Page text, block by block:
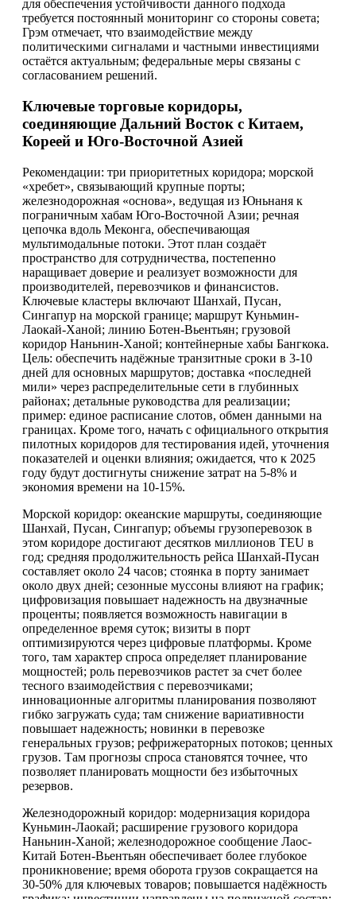
для обеспечения устойчивости данного подхода
требуется постоянный мониторинг со стороны совета;
Грэм отмечает, что взаимодействие между
политическими сигналами и частными инвестициями
остаётся актуальным; федеральные меры связаны с
согласованием решений.
Ключевые торговые коридоры,
соединяющие Дальний Восток с Китаем,
Кореей и Юго-Восточной Азией
Рекомендации: три приоритетных коридора; морской
«хребет», связывающий крупные порты;
железнодорожная «основа», ведущая из Юньнаня к
пограничным хабам Юго-Восточной Азии; речная
цепочка вдоль Меконга, обеспечивающая
мультимодальные потоки. Этот план создаёт
пространство для сотрудничества, постепенно
наращивает доверие и реализует возможности для
производителей, перевозчиков и финансистов.
Ключевые кластеры включают Шанхай, Пусан,
Сингапур на морской границе; маршрут Куньмин-
Лаокай-Ханой; линию Ботен-Вьентьян; грузовой
коридор Наньнин-Ханой; контейнерные хабы Бангкока.
Цель: обеспечить надёжные транзитные сроки в 3-10
дней для основных маршрутов; доставка «последней
мили» через распределительные сети в глубинных
районах; детальные руководства для реализации;
пример: единое расписание слотов, обмен данными на
границах. Кроме того, начать с официального открытия
пилотных коридоров для тестирования идей, уточнения
показателей и оценки влияния; ожидается, что к 2025
году будут достигнуты снижение затрат на 5-8% и
экономия времени на 10-15%.
Морской коридор: океанские маршруты, соединяющие
Шанхай, Пусан, Сингапур; объемы грузоперевозок в
этом коридоре достигают десятков миллионов TEU в
год; средняя продолжительность рейса Шанхай-Пусан
составляет около 24 часов; стоянка в порту занимает
около двух дней; сезонные муссоны влияют на график;
цифровизация повышает надежность на двузначные
проценты; появляется возможность навигации в
определенное время суток; визиты в порт
оптимизируются через цифровые платформы. Кроме
того, там характер спроса определяет планирование
мощностей; роль перевозчиков растет за счет более
тесного взаимодействия с перевозчиками;
инновационные алгоритмы планирования позволяют
гибко загружать суда; там снижение вариативности
повышает надежность; новинки в перевозке
генеральных грузов; рефрижераторных потоков; ценных
грузов. Там прогнозы спроса становятся точнее, что
позволяет планировать мощности без избыточных
резервов.
Железнодорожный коридор: модернизация коридора
Куньмин-Лаокай; расширение грузового коридора
Наньнин-Ханой; железнодорожное сообщение Лаос-
Китай Ботен-Вьентьян обеспечивает более глубокое
проникновение; время оборота грузов сокращается на
30-50% для ключевых товаров; повышается надёжность